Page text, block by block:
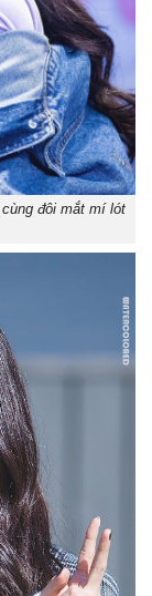
đôi mắt mí lót